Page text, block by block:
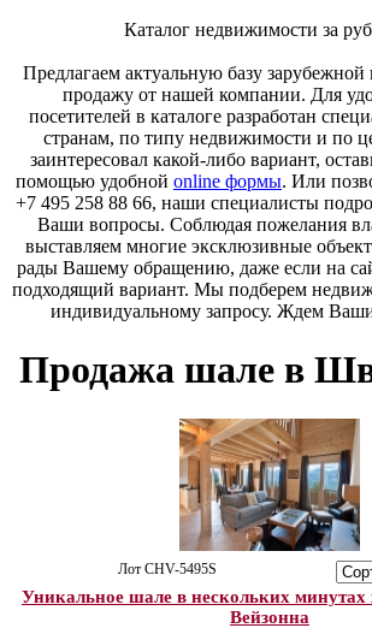
Каталог недвижимости за
Предлагаем актуальную базу
продажу от нашей компании. Для
посетителей в каталоге разработан
странам, по типу недвижимости и по
заинтересовал какой-либо вариант,
помощью удобной online формы. Или
+7 495 258 88 66, наши специалисты
Ваши вопросы. Соблюдая пожелания
выставляем многие эксклюзивные
рады Вашему обращению, даже если на
подходящий вариант. Мы подберем
индивидуальному запросу. Ждем
Продажа шале в
Лот CHV-5495S
Уникальное шале в нескольких минутах
Вейзонна